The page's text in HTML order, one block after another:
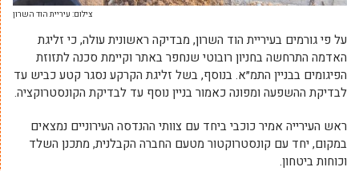
צילום: עיריית הוד השרון
על פי גורמים בעיריית הוד השרון, מבדיקה ראשונית עולה, כי זליגת
האדמה התרחשה בחניון רובוטי שנחפר באתר וקיימת סכנה לתזוזת
הפיגומים בבניין התמ״א. בנוסף, בשל זליגת הקרקע נסגר קטע כביש עד
לבדיקת ההשפעה ומפונה כאמור בניין נוסף עד לבדיקת הקונסטרוקציה.
ראש העירייה אמיר כוכבי ביחד עם צוותי ההנדסה העירוניים נמצאים
במקום, יחד עם קונסטרוקטור מטעם החברה הקבלנית, מתכנן השלד
וכוחות ביטחון.